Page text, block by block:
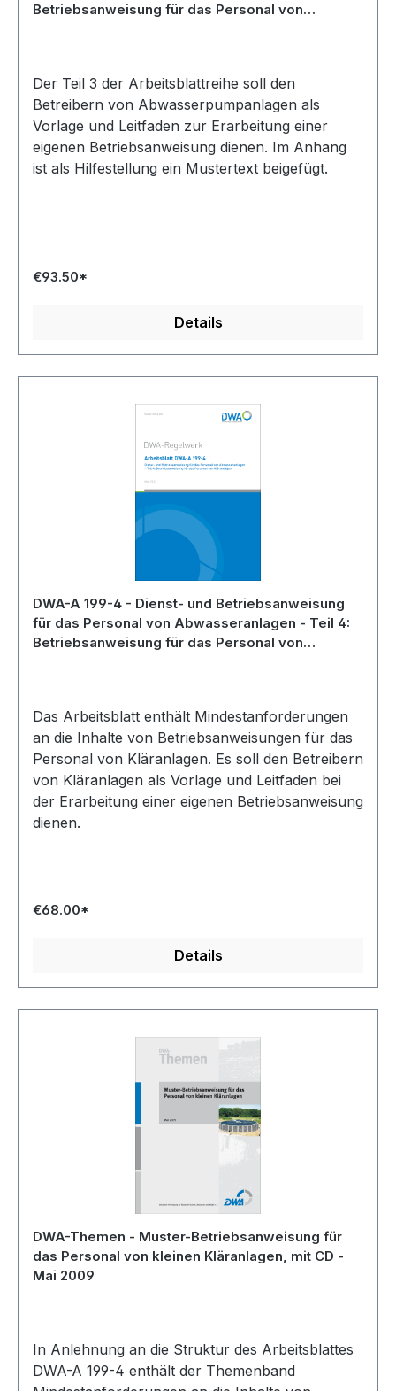
Betriebsanweisung für das Personal von
Der Teil 3 der Arbeitsblattreihe soll den
Betreibern von Abwasserpumpanlagen als
Vorlage und Leitfaden zur Erarbeitung einer
eigenen Betriebsanweisung dienen. Im Anhang
ist als Hilfestellung ein Mustertext beigefügt.
€93.50*
Details
DWA-A 199-4 - Dienst- und Betriebsanweisung
für das Personal von Abwasseranlagen - Teil 4:
Betriebsanweisung für das Personal von
Das Arbeitsblatt enthält Mindestanforderungen
an die Inhalte von Betriebsanweisungen für das
Personal von Kläranlagen. Es soll den Betreibern
von Kläranlagen als Vorlage und Leitfaden bei
der Erarbeitung einer eigenen Betriebsanweisung
dienen.
€68.00*
Details
DWA-Themen - Muster-Betriebsanweisung für
das Personal von kleinen Kläranlagen, mit CD -
Mai 2009
In Anlehnung an die Struktur des Arbeitsblattes
DWA-A 199-4 enthält der Themenband